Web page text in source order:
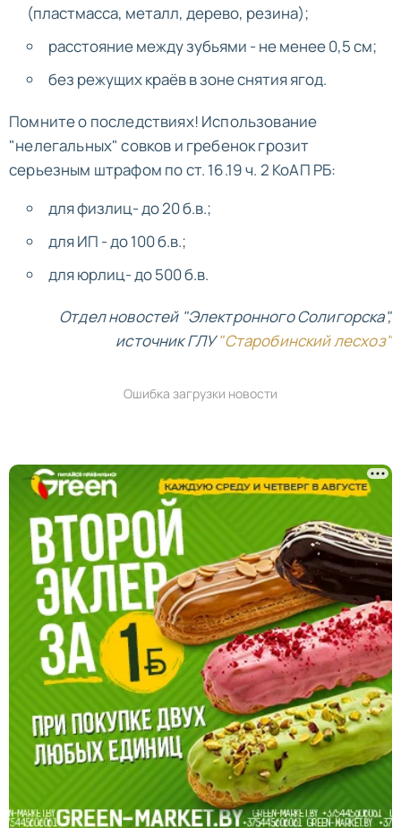
(пластмасса, металл, дерево, резина);
расстояние между зубьями - не менее 0,5 см;
без режущих краёв в зоне снятия ягод.
Помните о последствиях! Использование
"нелегальных" совков и гребенок грозит
серьезным штрафом по ст. 16.19 ч. 2 КоАП РБ:
для физлиц- до 20 б.в.;
для ИП - до 100 б.в.;
для юрлиц- до 500 б.в.
Отдел новостей "Электронного Солигорска",
источник ГЛУ"Старобинский лесхоз"
Ошибка загрузки новости